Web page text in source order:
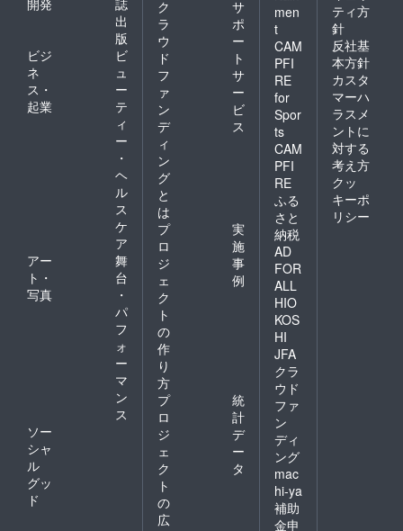
開発
誌
出
版
ビジ
ネ
ス・
起業
ビ
ュ
ー
テ
ィ
ー
・
ヘ
ル
ス
ケ
ア
アー
ト・
写真
舞
台
・
パ
フ
ォ
ー
マ
ン
ス
ソー
シャ
ル
グッ
ド
ク
ラ
ウ
ド
フ
ァ
ン
デ
ィ
ン
グ
と
は
サ
ポ
ー
ト
サ
ー
ビ
ス
プ
ロ
ジ
ェ
ク
ト
の
作
り
方
実
施
事
例
プ
ロ
ジ
ェ
ク
ト
の
広
統
計
デ
ー
タ
men
t
CAM
PFI
RE
for
Spor
ts
CAM
PFI
RE
ふる
さと
納税
AD
FOR
ALL
HIO
KOS
HI
JFA
クラ
ウド
ファ
ン
ディ
ング
mac
hi-ya
補助
金申
ティ方
針
反社基
本方針
カスタ
マーハ
ラスメ
ントに
対する
考え方
クッ
キーポ
リシー